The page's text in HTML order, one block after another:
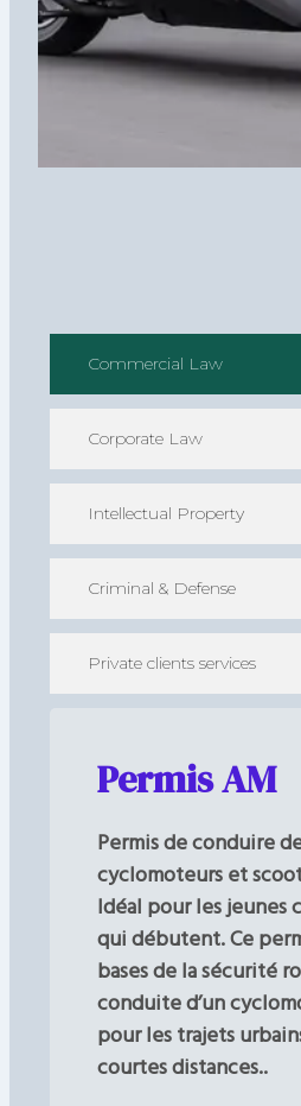
Commercial Law
Corporate Law
Intellectual Property
Criminal & Defense
Private clients services
Permis AM
Permis de conduire
cyclomoteurs et
Idéal pour les jeunes
qui débutent. Ce
bases de la sécurité
conduite d’un
pour les trajets
courtes distances..